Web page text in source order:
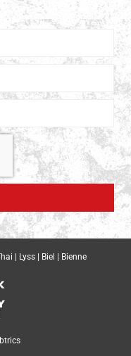
| Lyss | Biel | Bienne